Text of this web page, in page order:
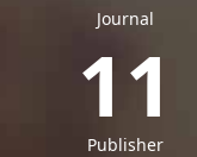
Journal
11
Publisher